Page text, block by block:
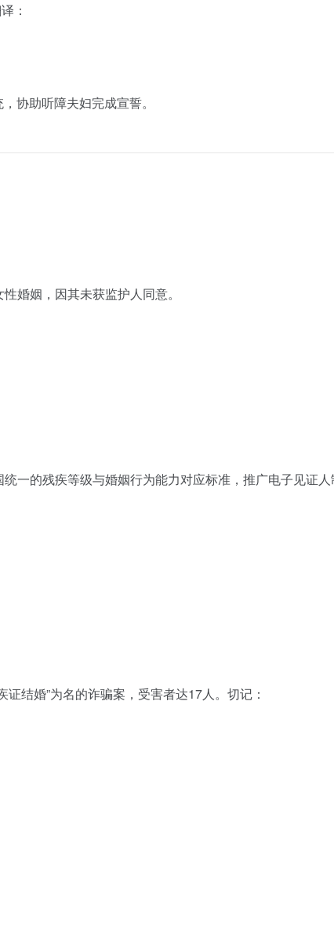
：
协助听障夫妇完成宣誓。
婚姻，因其未获监护人同意。
一的残疾等级与婚姻行为能力对应标准，推广电子见证
结婚”为名的诈骗案，受害者达17人。切记：